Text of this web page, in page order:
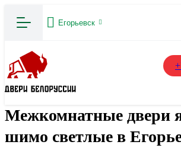
Егорьевск
Межкомнатные двери
шимо светлые в